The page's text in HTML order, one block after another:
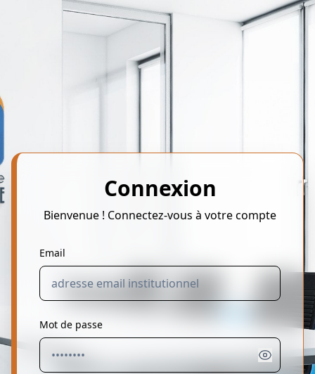
Connexion
Bienvenue ! Connectez-vous à votre compte
Email
Mot de passe